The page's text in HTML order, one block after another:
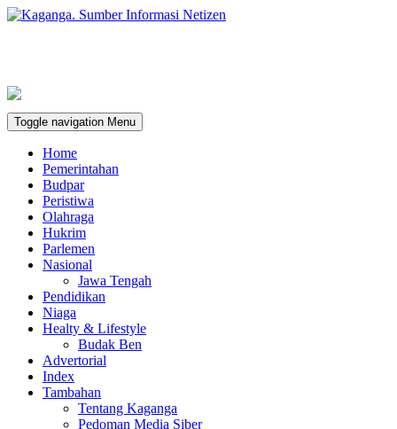
Toggle navigation Menu
Home
Pemerintahan
Budpar
Peristiwa
Olahraga
Hukrim
Parlemen
Nasional
Jawa Tengah
Pendidikan
Niaga
Healty & Lifestyle
Budak Ben
Advertorial
Index
Tambahan
Tentang Kaganga
Pedoman Media Siber